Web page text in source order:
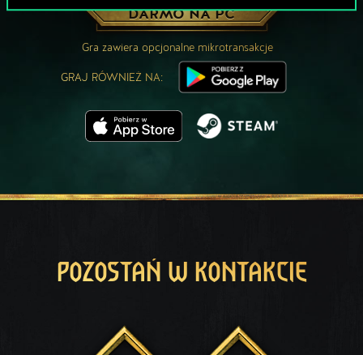
DARMO NA PC
Gra zawiera opcjonalne mikrotransakcje
GRAJ RÓWNIEŻ NA:
POZOSTAŃ W KONTAKCIE